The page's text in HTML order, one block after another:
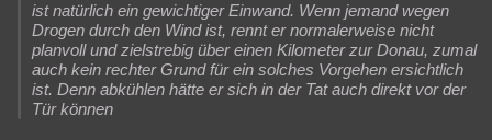
ist natürlich ein gewichtiger Einwand. Wenn jemand wegen
Drogen durch den Wind ist, rennt er normalerweise nicht
planvoll und zielstrebig über einen Kilometer zur Donau, zumal
auch kein rechter Grund für ein solches Vorgehen ersichtlich
ist. Denn abkühlen hätte er sich in der Tat auch direkt vor der
Tür können